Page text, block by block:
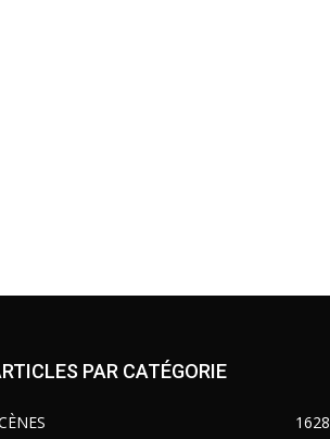
PAR CATÉGORIE
1628